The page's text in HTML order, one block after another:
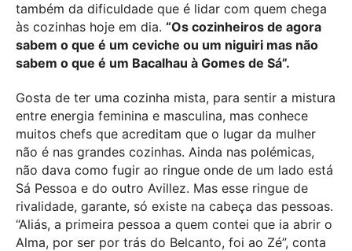
também da dificuldade que é lidar com quem chega
às cozinhas hoje em dia. “Os cozinheiros de agora
sabem o que é um ceviche ou um niguiri mas não
sabem o que é um Bacalhau à Gomes de Sá”.
Gosta de ter uma cozinha mista, para sentir a mistura
entre energia feminina e masculina, mas conhece
muitos chefs que acreditam que o lugar da mulher
não é nas grandes cozinhas. Ainda nas polémicas,
não dava como fugir ao ringue onde de um lado está
Sá Pessoa e do outro Avillez. Mas esse ringue de
rivalidade, garante, só existe na cabeça das pessoas.
“Aliás, a primeira pessoa a quem contei que ia abrir o
Alma, por ser por trás do Belcanto, foi ao Zé”, conta